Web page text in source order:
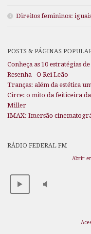
Direitos femininos:
POSTS & PÁGINAS
Conheça as 10 estratégias
Resenha - O Rei Leão
Tranças: além da estética
Circe: o mito da feiticeira
Miller
IMAX: Imersão
RÁDIO FEDERAL FM
Abrir